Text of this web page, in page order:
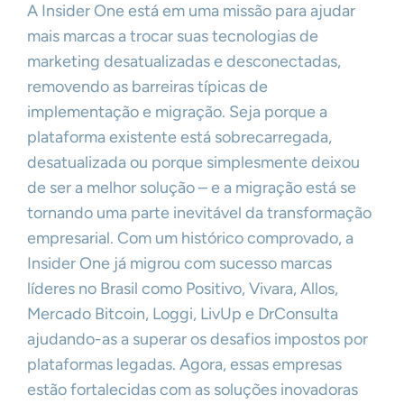
A Insider One está em uma missão para ajudar
mais marcas a trocar suas tecnologias de
marketing desatualizadas e desconectadas,
removendo as barreiras típicas de
implementação e migração. Seja porque a
plataforma existente está sobrecarregada,
desatualizada ou porque simplesmente deixou
de ser a melhor solução – e a migração está se
tornando uma parte inevitável da transformação
empresarial. Com um histórico comprovado, a
Insider One já migrou com sucesso marcas
líderes no Brasil como Positivo, Vivara, Allos,
Mercado Bitcoin, Loggi, LivUp e DrConsulta
ajudando-as a superar os desafios impostos por
plataformas legadas. Agora, essas empresas
estão fortalecidas com as soluções inovadoras